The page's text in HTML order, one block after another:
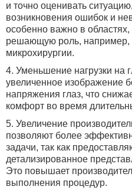
и точно оценивать
возникновения ошибок и
особенно важно в областях,
решающую роль, например,
микрохирургии.
4. Уменьшение нагрузки на
увеличенное изображение
напряжения глаз, что
комфорт во время
5. Увеличение
позволяют более
задачи, так как
детализированное
Это повышает
выполнения процедур.